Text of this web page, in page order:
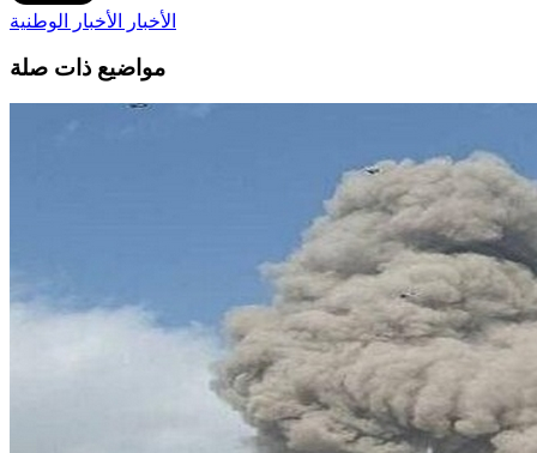
الأخبار الأخبار الوطنية
مواضيع ذات صلة